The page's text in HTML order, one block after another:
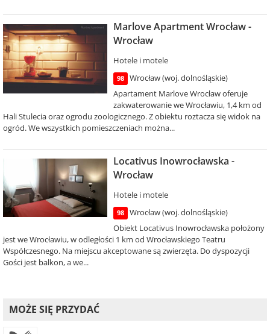
Marlove Apartment Wrocław -
Wrocław
Hotele i motele
98
Wrocław (woj. dolnośląskie)
Apartament Marlove Wrocław oferuje
zakwaterowanie we Wrocławiu, 1,4 km od
Hali Stulecia oraz ogrodu zoologicznego. Z obiektu roztacza się widok na
ogród. We wszystkich pomieszczeniach można...
Locativus Inowrocławska -
Wrocław
Hotele i motele
98
Wrocław (woj. dolnośląskie)
Obiekt Locativus Inowrocławska położony
jest we Wrocławiu, w odległości 1 km od Wrocławskiego Teatru
Współczesnego. Na miejscu akceptowane są zwierzęta. Do dyspozycji
Gości jest balkon, a we...
MOŻE SIĘ PRZYDAĆ